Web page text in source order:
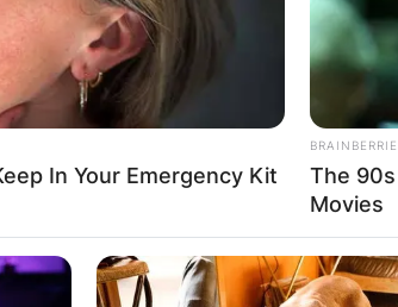
Прочитај повеќе
на апостол Павле за
Македонија: Мистичниот
неговата врска со цар Самоил
In Your Emergency Kit
The
Movies